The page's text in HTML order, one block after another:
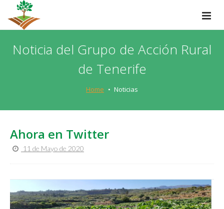
Noticia del Grupo de Acción Rural
de Tenerife
Home Noticias
Ahora en Twitter
11 de Mayo de 2020